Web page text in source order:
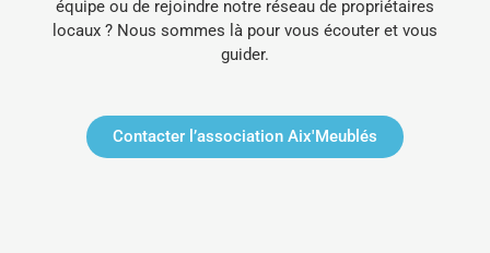
équipe ou de rejoindre notre réseau de propriétaires
locaux ? Nous sommes là pour vous écouter et vous
guider.
Contacter l’association Aix'Meublés